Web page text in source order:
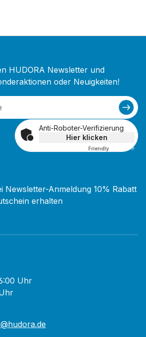
HUDORA Newsletter und
oder Neuigkeiten!
Anti-Roboter-Verifizierung
Hier klicken
Friendly Captcha ⇗
Newsletter-Anmeldung 10% Rabatt
erhalten
Uhr